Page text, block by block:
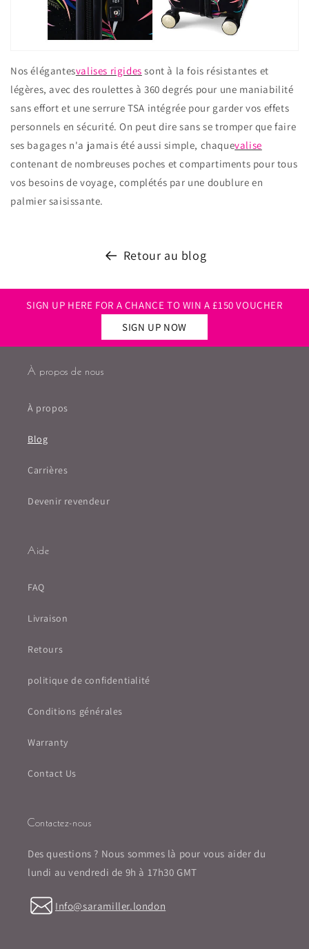
Nos élégantesvalises rigides sont à la fois résistantes et
légères, avec des roulettes à 360 degrés pour une maniabilité
sans effort et une serrure TSA intégrée pour garder vos effets
personnels en sécurité. On peut dire sans se tromper que faire
ses bagages n'a jamais été aussi simple, chaquevalise
contenant de nombreuses poches et compartiments pour tous
vos besoins de voyage, complétés par une doublure en
palmier saisissante.
Retour au blog
SIGN UP HERE FOR A CHANCE TO WIN A £150 VOUCHER
SIGN UP NOW
À propos de nous
À propos
Blog
Carrières
Devenir revendeur
Aide
FAQ
Livraison
Retours
politique de confidentialité
Conditions générales
Warranty
Contact Us
Contactez-nous
Des questions ? Nous sommes là pour vous aider du
lundi au vendredi de 9h à 17h30 GMT
Info@saramiller.london